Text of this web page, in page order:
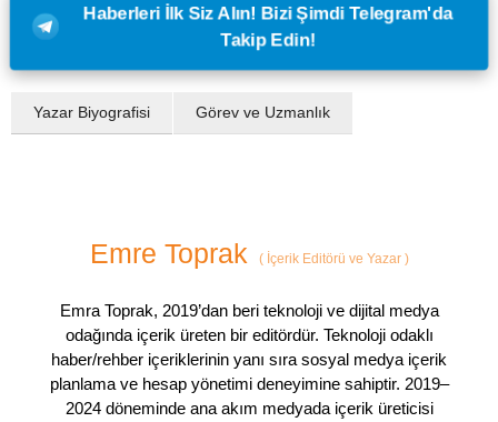
Haberleri İlk Siz Alın! Bizi Şimdi Telegram'da
Takip Edin!
Yazar Biyografisi Görev ve Uzmanlık
Emre Toprak (İçerik Editörü ve Yazar )
Emra Toprak, 2019’dan beri teknoloji ve dijital medya
odağında içerik üreten bir editördür. Teknoloji odaklı
haber/rehber içeriklerinin yanı sıra sosyal medya içerik
planlama ve hesap yönetimi deneyimine sahiptir. 2019–
2024 döneminde ana akım medyada içerik üreticisi